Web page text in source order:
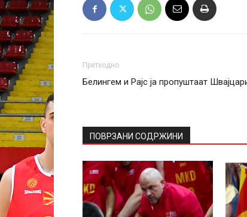
Претходно
Белингем и Рајс ја пропуштаат
ПОВРЗАНИ СОДРЖИНИ